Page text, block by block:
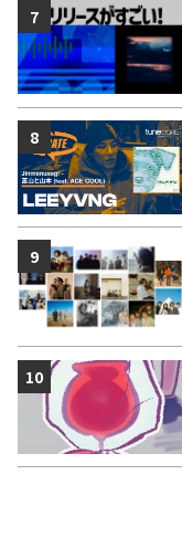
7
8
9
10